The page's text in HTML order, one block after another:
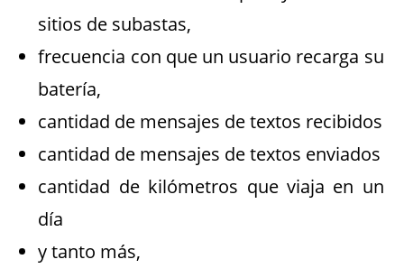
sitios de subastas,
frecuencia con que un usuario recarga su
batería,
cantidad de mensajes de textos recibidos
cantidad de mensajes de textos enviados
cantidad de kilómetros que viaja en un
día
y tanto más,